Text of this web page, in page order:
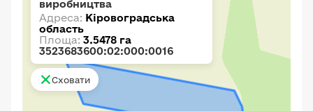
виробництва
Адреса: Кіровоградська
область
Площа: 3.5478 га
3523683600:02:000:0016
Сховати